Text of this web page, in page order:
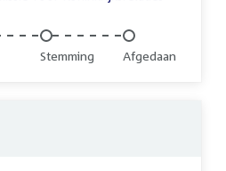
Onvoltooid:
Stemming Onvoltooid:
Afgedaan